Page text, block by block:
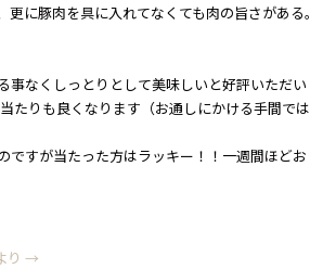
に豚肉を具に入れてなくても肉の旨さがある。
事なくしっとりとして美味しいと好評いただい
たりも良くなります（お通しにかける手間では
ですが当たった方はラッキー！！一週間ほどお
り →